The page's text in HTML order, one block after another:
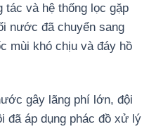
tác và hệ thống lọc gặp
nước đã chuyển sang
mùi khó chịu và đáy hồ
gây lãng phí lớn, đội
đã áp dụng phác đồ xử lý